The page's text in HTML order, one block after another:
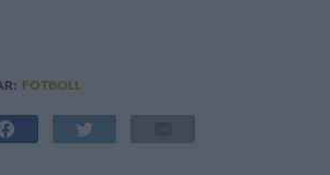
FOTBOLL